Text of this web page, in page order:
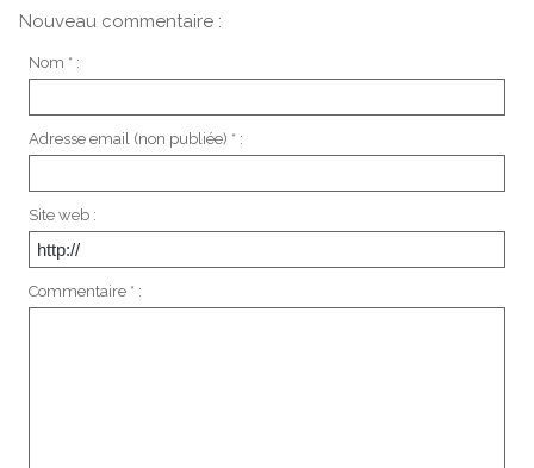
Nouveau commentaire :
Nom * :
Adresse email (non publiée) * :
Site web :
Commentaire * :